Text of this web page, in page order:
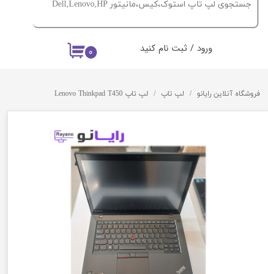
۰ ورود / ثبت نام کنید
فروشگاه آنلاین رایانو لپ تاپ لپ تاپ Lenovo Thinkpad T450